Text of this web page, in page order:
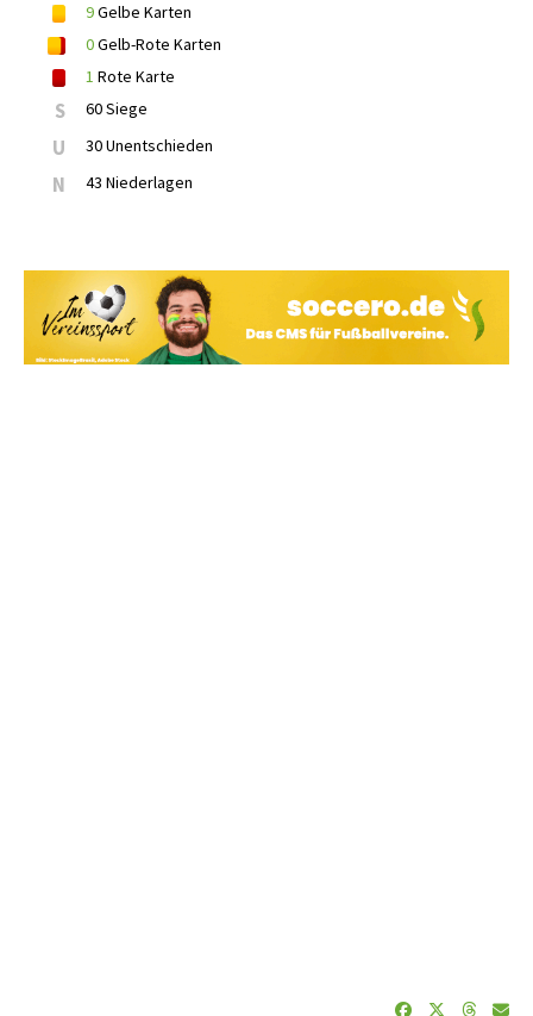
9Gelbe Karten
0Gelb-Rote Karten
1 Rote Karte
S 60 Siege
U 30 Unentschieden
N 43 Niederlagen